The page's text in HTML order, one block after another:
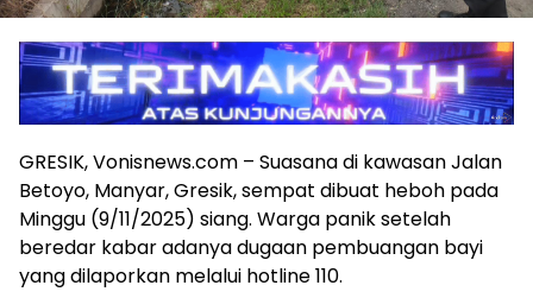
GRESIK, Vonisnews.com – Suasana di kawasan Jalan
Betoyo, Manyar, Gresik, sempat dibuat heboh pada
Minggu (9/11/2025) siang. Warga panik setelah
beredar kabar adanya dugaan pembuangan bayi
yang dilaporkan melalui hotline 110.